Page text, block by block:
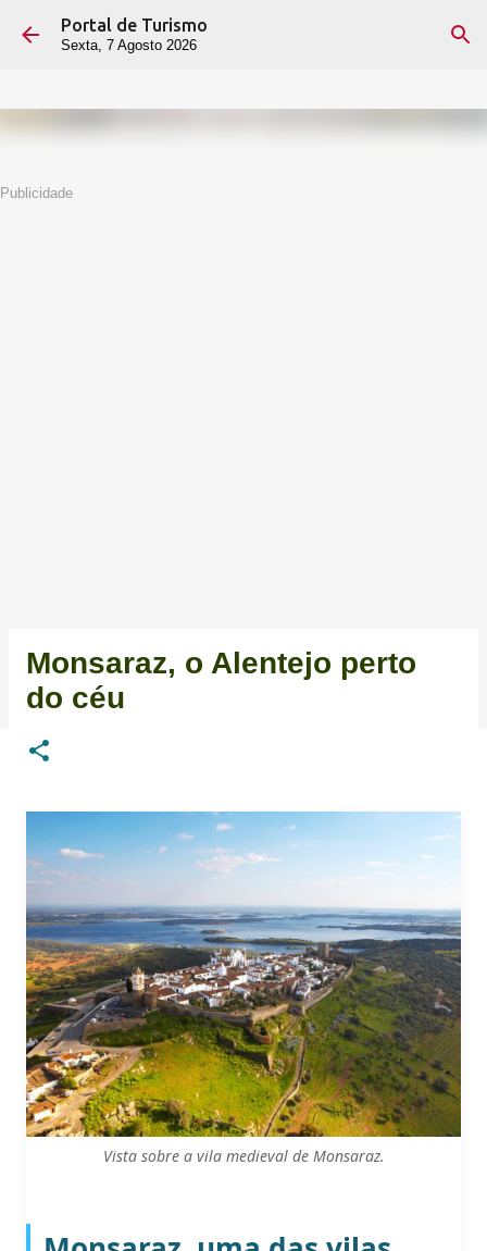
Avançar para o conteúdo principal
Portal de Turismo
Sexta, 7 Agosto 2026
Publicidade
Monsaraz, o Alentejo perto
do céu
Vista sobre a vila medieval de Monsaraz.